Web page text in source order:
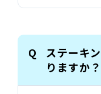
ステーキ
りますか？